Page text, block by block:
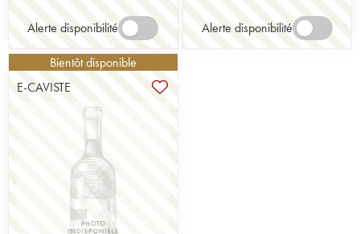
Alerte disponibilité Alerte disponibilité
Bientôt disponible
E-CAVISTE